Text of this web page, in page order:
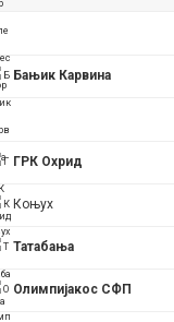
Бањик Карвина
ГРК Охрид
Коњух
Татабања
Олимпијакос СФП